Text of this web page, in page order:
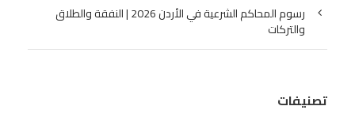
رسوم المحاكم الشرعية في الأردن 2026 | النفقة والطلاق
والتركات
تصنيفات